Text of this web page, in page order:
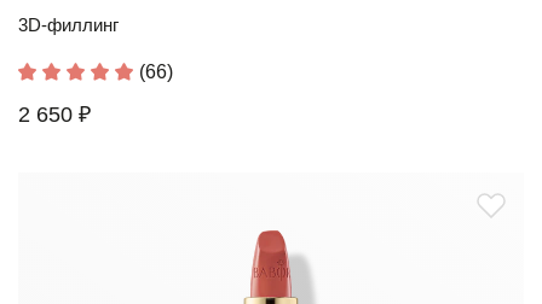
3D-филлинг
(66)
2 650 ₽